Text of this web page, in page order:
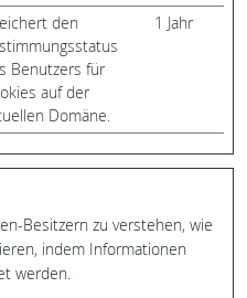
den
Benutzers für
auf der
Domäne.
1 Jahr
Besitzern zu verstehen, wie
indem Informationen
werden.